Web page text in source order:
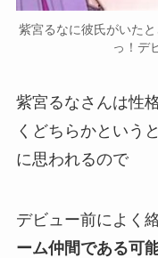
紫宮るなに彼氏がいた
っ！デ
紫宮るなさんは性
くどちらかというと
に思われるので
デビュー前によく
ーム仲間である可